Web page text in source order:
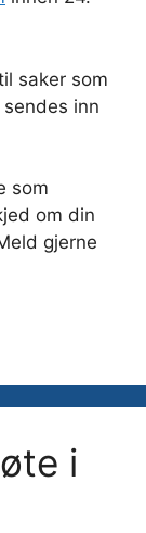
saker som
inn
som
om din
gjerne
i